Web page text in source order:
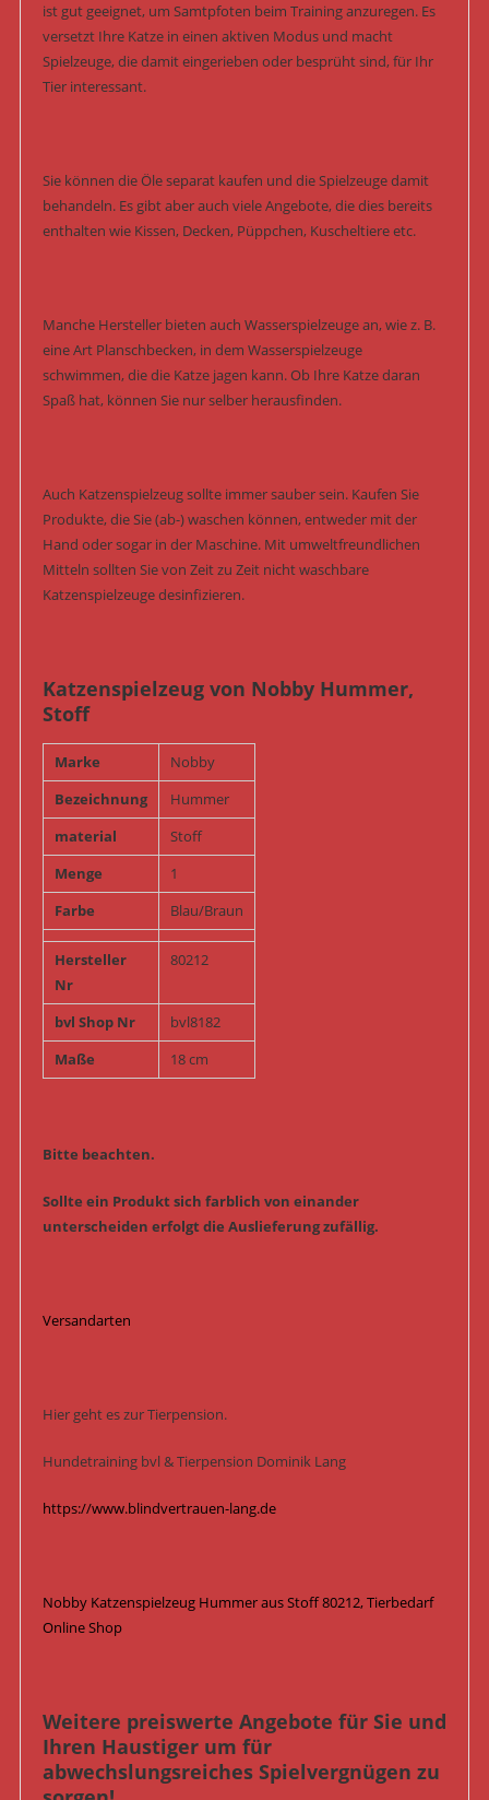
ist gut geeignet, um Samtpfoten beim Training anzuregen. Es
versetzt Ihre Katze in einen aktiven Modus und macht
Spielzeuge, die damit eingerieben oder besprüht sind, für Ihr
Tier interessant.
Sie können die Öle separat kaufen und die Spielzeuge damit
behandeln. Es gibt aber auch viele Angebote, die dies bereits
enthalten wie Kissen, Decken, Püppchen, Kuscheltiere etc.
Manche Hersteller bieten auch Wasserspielzeuge an, wie z. B.
eine Art Planschbecken, in dem Wasserspielzeuge
schwimmen, die die Katze jagen kann. Ob Ihre Katze daran
Spaß hat, können Sie nur selber herausfinden.
Auch Katzenspielzeug sollte immer sauber sein. Kaufen Sie
Produkte, die Sie (ab-) waschen können, entweder mit der
Hand oder sogar in der Maschine. Mit umweltfreundlichen
Mitteln sollten Sie von Zeit zu Zeit nicht waschbare
Katzenspielzeuge desinfizieren.
Katzenspielzeug von Nobby Hummer,
Stoff
Marke
Nobby
Bezeichnung
Hummer
material
Stoff
Menge
1
Farbe
Blau/Braun
Hersteller
Nr
80212
bvl Shop Nr
bvl8182
Maße
18 cm
Bitte beachten.
Sollte ein Produkt sich farblich von einander
unterscheiden erfolgt die Auslieferung zufällig.
Versandarten
Hier geht es zur Tierpension.
Hundetraining bvl & Tierpension Dominik Lang
https://www.blindvertrauen-lang.de
Nobby Katzenspielzeug Hummer aus Stoff 80212, Tierbedarf
Online Shop
Weitere preiswerte Angebote für Sie und
Ihren Haustiger um für
abwechslungsreiches Spielvergnügen zu